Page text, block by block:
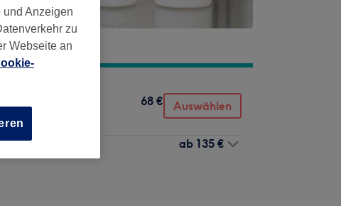
68 € Auswählen
ab 135 €
Anzeigen
zu
Webseite an